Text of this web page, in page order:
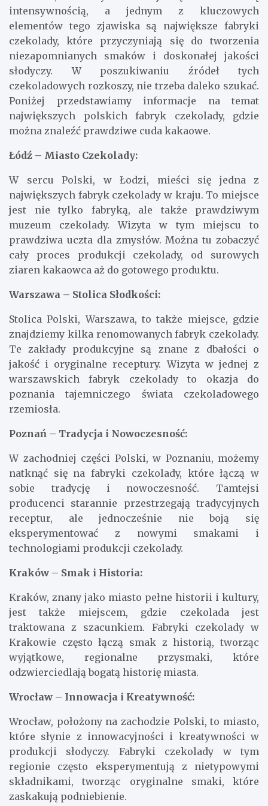
intensywnością, a jednym z kluczowych
elementów tego zjawiska są największe fabryki
czekolady, które przyczyniają się do tworzenia
niezapomnianych smaków i doskonałej jakości
słodyczy. W poszukiwaniu źródeł tych
czekoladowych rozkoszy, nie trzeba daleko szukać.
Poniżej przedstawiamy informacje na temat
największych polskich fabryk czekolady, gdzie
można znaleźć prawdziwe cuda kakaowe.
Łódź – Miasto Czekolady:
W sercu Polski, w Łodzi, mieści się jedna z
największych fabryk czekolady w kraju. To miejsce
jest nie tylko fabryką, ale także prawdziwym
muzeum czekolady. Wizyta w tym miejscu to
prawdziwa uczta dla zmysłów. Można tu zobaczyć
cały proces produkcji czekolady, od surowych
ziaren kakaowca aż do gotowego produktu.
Warszawa – Stolica Słodkości:
Stolica Polski, Warszawa, to także miejsce, gdzie
znajdziemy kilka renomowanych fabryk czekolady.
Te zakłady produkcyjne są znane z dbałości o
jakość i oryginalne receptury. Wizyta w jednej z
warszawskich fabryk czekolady to okazja do
poznania tajemniczego świata czekoladowego
rzemiosła.
Poznań – Tradycja i Nowoczesność:
W zachodniej części Polski, w Poznaniu, możemy
natknąć się na fabryki czekolady, które łączą w
sobie tradycję i nowoczesność. Tamtejsi
producenci starannie przestrzegają tradycyjnych
receptur, ale jednocześnie nie boją się
eksperymentować z nowymi smakami i
technologiami produkcji czekolady.
Kraków – Smak i Historia:
Kraków, znany jako miasto pełne historii i kultury,
jest także miejscem, gdzie czekolada jest
traktowana z szacunkiem. Fabryki czekolady w
Krakowie często łączą smak z historią, tworząc
wyjątkowe, regionalne przysmaki, które
odzwierciedlają bogatą historię miasta.
Wrocław – Innowacja i Kreatywność:
Wrocław, położony na zachodzie Polski, to miasto,
które słynie z innowacyjności i kreatywności w
produkcji słodyczy. Fabryki czekolady w tym
regionie często eksperymentują z nietypowymi
składnikami, tworząc oryginalne smaki, które
zaskakują podniebienie.